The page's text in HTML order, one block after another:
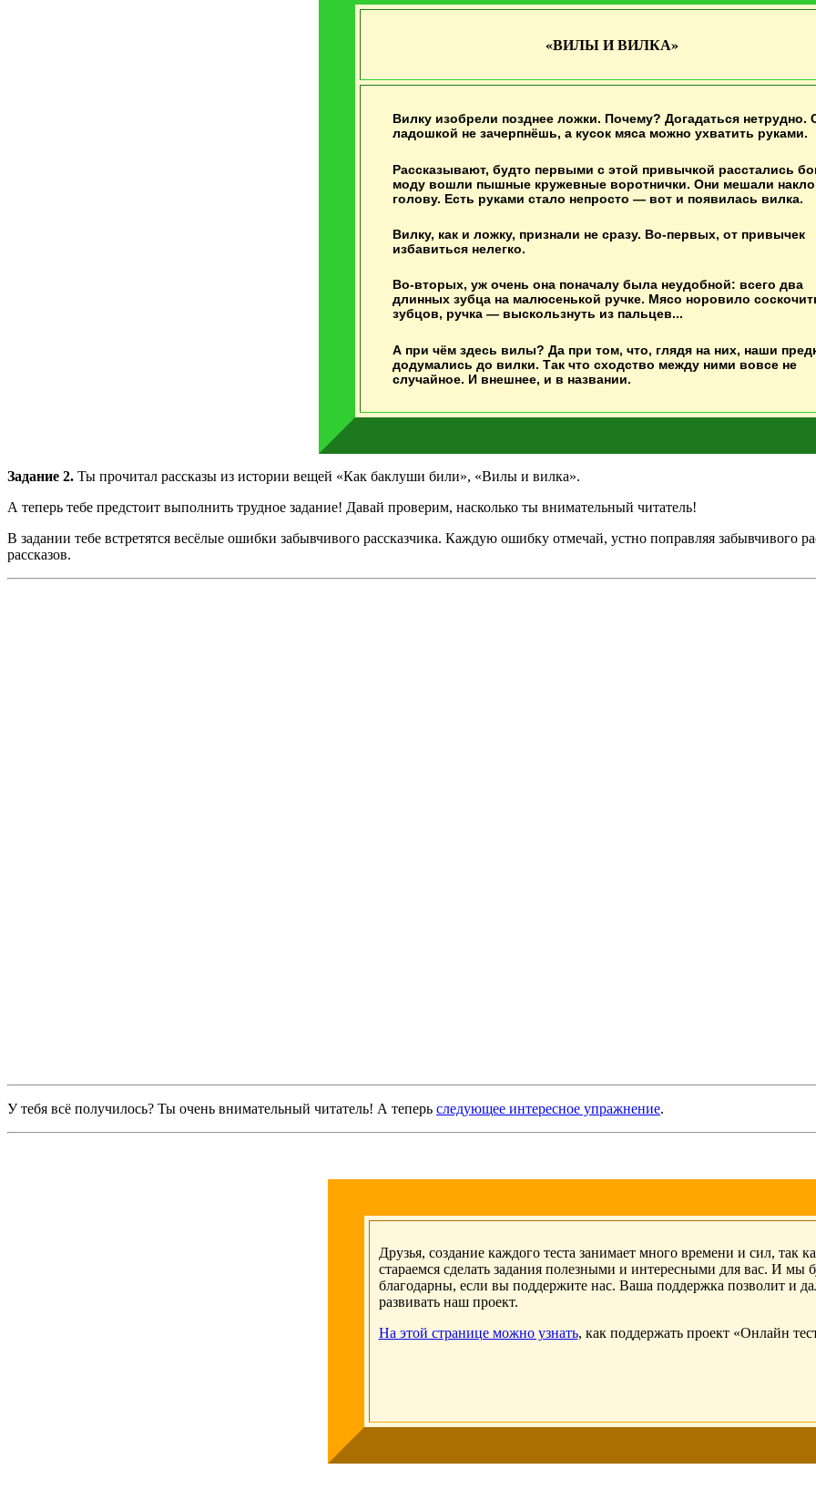
«ВИЛЫ И ВИЛКА»
Вилку изобрели позднее ложки. Почему? Догадаться нетрудно.
ладошкой не зачерпнёшь, а кусок мяса можно ухватить руками.
Рассказывают, будто первыми с этой привычкой расстались
моду вошли пышные кружевные воротнички. Они мешали
голову. Есть руками стало непросто — вот и появилась вилка.
Вилку, как и ложку, признали не сразу. Во-первых, от привычек
избавиться нелегко.
Во-вторых, уж очень она поначалу была неудобной: всего два
длинных зубца на малюсенькой ручке. Мясо норовило
зубцов, ручка — выскользнуть из пальцев...
А при чём здесь вилы? Да при том, что, глядя на них, наши
додумались до вилки. Так что сходство между ними вовсе не
случайное. И внешнее, и в названии.
Задание 2. Ты прочитал рассказы из истории вещей «Как баклуши били», «Вилы и вилка».
А теперь тебе предстоит выполнить трудное задание! Давай проверим, насколько ты внимательный читатель!
В задании тебе встретятся весёлые ошибки забывчивого рассказчика. Каждую ошибку отмечай, устно поправляя забывчивого
рассказов.
У тебя всё получилось? Ты очень внимательный читатель! А теперь следующее интересное упражнение.
Друзья, создание каждого теста занимает много времени и сил, так
стараемся сделать задания полезными и интересными для вас. И мы
благодарны, если вы поддержите нас. Ваша поддержка позволит и
развивать наш проект.
На этой странице можно узнать, как поддержать проект «Онлайн